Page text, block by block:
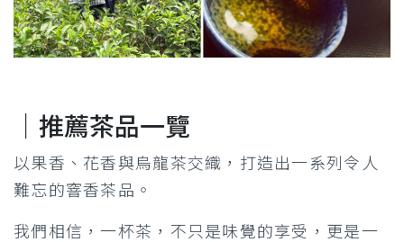
｜推薦茶品一覽
以果香、花香與烏龍茶交織，打造出一系列令人
難忘的窨香茶品。
我們相信，一杯茶，不只是味覺的享受，更是一